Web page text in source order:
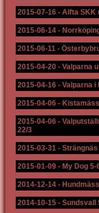
2015-07-16 - Alfta SKK
2015-06-14 -
2015-06-11 -
2015-04-20 - Valparna
2015-04-16 - Valparna i
2015-04-06 -
2015-04-06 -
22/3
2015-03-31 - Strängnäs
2015-01-09 - My Dog 5-
2014-12-14 -
2014-10-15 - Sundsvall